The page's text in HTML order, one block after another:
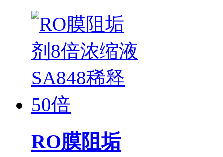
RO膜阻垢